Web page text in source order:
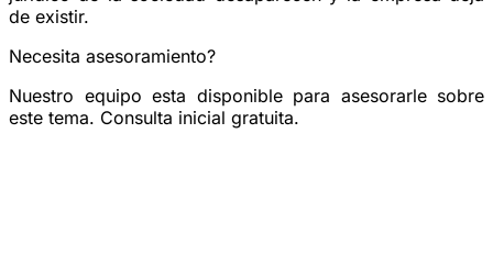
de existir.
Necesita asesoramiento?
Nuestro equipo esta disponible para asesorarle sobre
este tema. Consulta inicial gratuita.